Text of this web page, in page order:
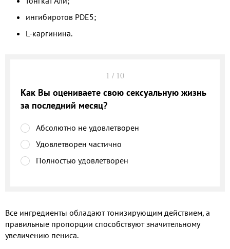
ингибиротов PDE5;
L-каргинина.
1 / 10
Как Вы оцениваете свою сексуальную жизнь
за последний месяц?
Абсолютно не удовлетворен
Удовлетворен частично
Полностью удовлетворен
Все ингредиенты обладают тонизирующим действием, а
правильные пропорции способствуют значительному
увеличению пениса.